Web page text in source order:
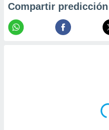
Compartir predicción